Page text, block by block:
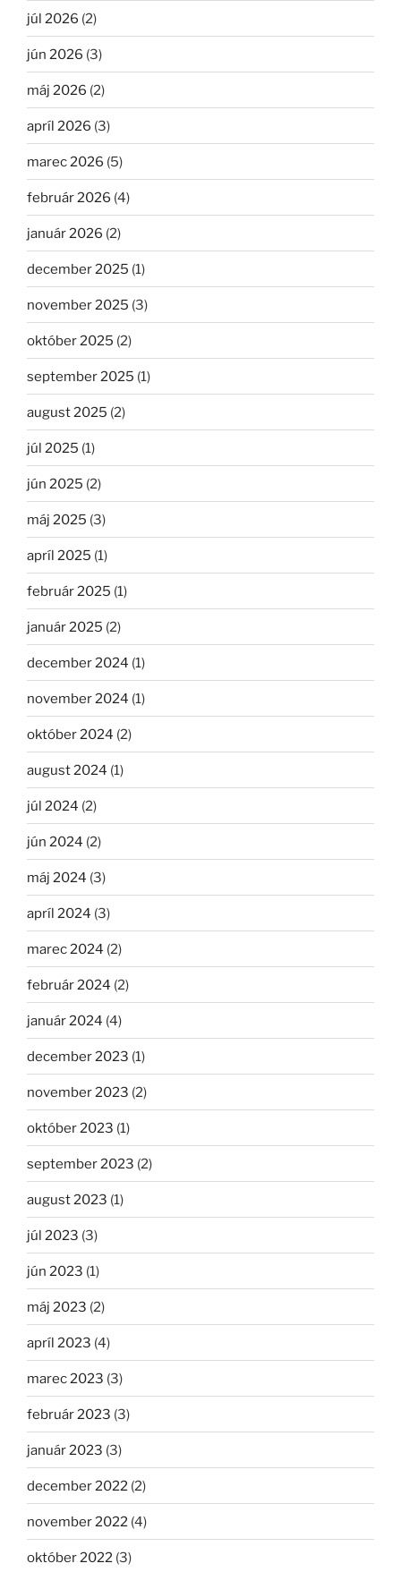
júl 2026 (2)
jún 2026 (3)
máj 2026 (2)
apríl 2026 (3)
marec 2026 (5)
február 2026 (4)
január 2026 (2)
december 2025 (1)
november 2025 (3)
október 2025 (2)
september 2025 (1)
august 2025 (2)
júl 2025 (1)
jún 2025 (2)
máj 2025 (3)
apríl 2025 (1)
február 2025 (1)
január 2025 (2)
december 2024 (1)
november 2024 (1)
október 2024 (2)
august 2024 (1)
júl 2024 (2)
jún 2024 (2)
máj 2024 (3)
apríl 2024 (3)
marec 2024 (2)
február 2024 (2)
január 2024 (4)
december 2023 (1)
november 2023 (2)
október 2023 (1)
september 2023 (2)
august 2023 (1)
júl 2023 (3)
jún 2023 (1)
máj 2023 (2)
apríl 2023 (4)
marec 2023 (3)
február 2023 (3)
január 2023 (3)
december 2022 (2)
november 2022 (4)
október 2022 (3)